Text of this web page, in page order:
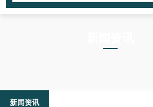
新闻资讯